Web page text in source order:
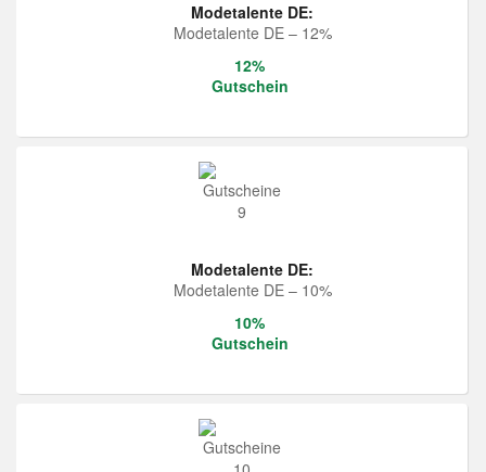
Modetalente DE:
Modetalente DE – 12%
12%
Gutschein
Modetalente DE:
Modetalente DE – 10%
10%
Gutschein